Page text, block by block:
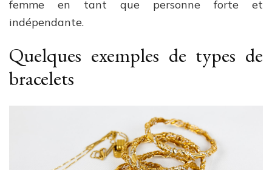
femme en tant que personne forte et
indépendante.
Quelques exemples de types de
bracelets